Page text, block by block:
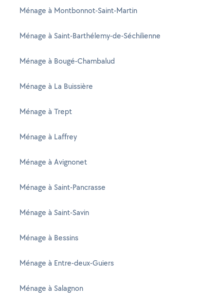
Ménage à Montbonnot-Saint-Martin
Ménage à Saint-Barthélemy-de-Séchilienne
Ménage à Bougé-Chambalud
Ménage à La Buissière
Ménage à Trept
Ménage à Laffrey
Ménage à Avignonet
Ménage à Saint-Pancrasse
Ménage à Saint-Savin
Ménage à Bessins
Ménage à Entre-deux-Guiers
Ménage à Salagnon